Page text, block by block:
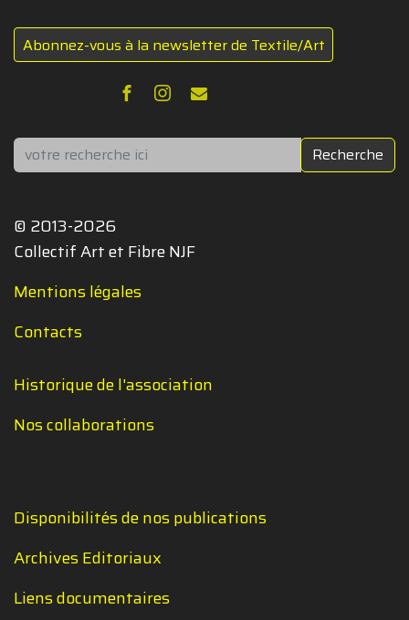
Abonnez-vous à la newsletter de Textile/Art
Rechercher Recherche
© 2013-2026
Collectif Art et Fibre NJF
Mentions légales
Contacts
Historique de l'association
Nos collaborations
Disponibilités de nos publications
Archives Editoriaux
Liens documentaires